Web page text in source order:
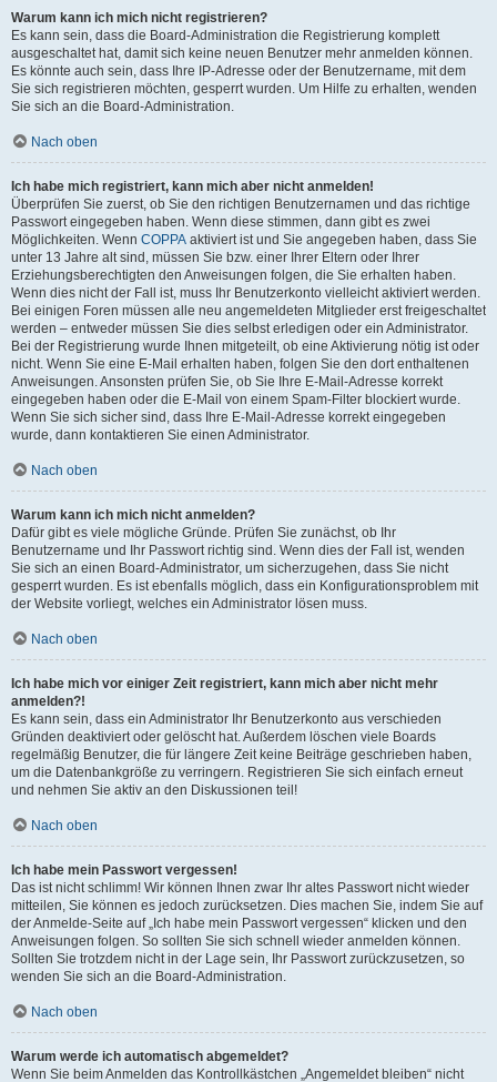
Warum kann ich mich nicht registrieren?
Es kann sein, dass die Board-Administration die Registrierung komplett
ausgeschaltet hat, damit sich keine neuen Benutzer mehr anmelden können.
Es könnte auch sein, dass Ihre IP-Adresse oder der Benutzername, mit dem
Sie sich registrieren möchten, gesperrt wurden. Um Hilfe zu erhalten, wenden
Sie sich an die Board-Administration.
Nach oben
Ich habe mich registriert, kann mich aber nicht anmelden!
Überprüfen Sie zuerst, ob Sie den richtigen Benutzernamen und das richtige
Passwort eingegeben haben. Wenn diese stimmen, dann gibt es zwei
Möglichkeiten. Wenn COPPA aktiviert ist und Sie angegeben haben, dass Sie
unter 13 Jahre alt sind, müssen Sie bzw. einer Ihrer Eltern oder Ihrer
Erziehungsberechtigten den Anweisungen folgen, die Sie erhalten haben.
Wenn dies nicht der Fall ist, muss Ihr Benutzerkonto vielleicht aktiviert werden.
Bei einigen Foren müssen alle neu angemeldeten Mitglieder erst freigeschaltet
werden – entweder müssen Sie dies selbst erledigen oder ein Administrator.
Bei der Registrierung wurde Ihnen mitgeteilt, ob eine Aktivierung nötig ist oder
nicht. Wenn Sie eine E-Mail erhalten haben, folgen Sie den dort enthaltenen
Anweisungen. Ansonsten prüfen Sie, ob Sie Ihre E-Mail-Adresse korrekt
eingegeben haben oder die E-Mail von einem Spam-Filter blockiert wurde.
Wenn Sie sich sicher sind, dass Ihre E-Mail-Adresse korrekt eingegeben
wurde, dann kontaktieren Sie einen Administrator.
Nach oben
Warum kann ich mich nicht anmelden?
Dafür gibt es viele mögliche Gründe. Prüfen Sie zunächst, ob Ihr
Benutzername und Ihr Passwort richtig sind. Wenn dies der Fall ist, wenden
Sie sich an einen Board-Administrator, um sicherzugehen, dass Sie nicht
gesperrt wurden. Es ist ebenfalls möglich, dass ein Konfigurationsproblem mit
der Website vorliegt, welches ein Administrator lösen muss.
Nach oben
Ich habe mich vor einiger Zeit registriert, kann mich aber nicht mehr
anmelden?!
Es kann sein, dass ein Administrator Ihr Benutzerkonto aus verschieden
Gründen deaktiviert oder gelöscht hat. Außerdem löschen viele Boards
regelmäßig Benutzer, die für längere Zeit keine Beiträge geschrieben haben,
um die Datenbankgröße zu verringern. Registrieren Sie sich einfach erneut
und nehmen Sie aktiv an den Diskussionen teil!
Nach oben
Ich habe mein Passwort vergessen!
Das ist nicht schlimm! Wir können Ihnen zwar Ihr altes Passwort nicht wieder
mitteilen, Sie können es jedoch zurücksetzen. Dies machen Sie, indem Sie auf
der Anmelde-Seite auf „Ich habe mein Passwort vergessen“ klicken und den
Anweisungen folgen. So sollten Sie sich schnell wieder anmelden können.
Sollten Sie trotzdem nicht in der Lage sein, Ihr Passwort zurückzusetzen, so
wenden Sie sich an die Board-Administration.
Nach oben
Warum werde ich automatisch abgemeldet?
Wenn Sie beim Anmelden das Kontrollkästchen „Angemeldet bleiben“ nicht